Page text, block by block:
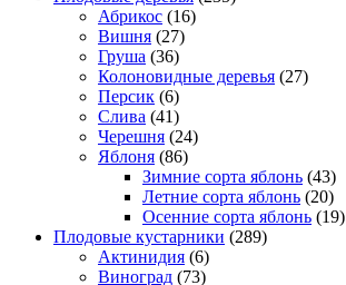
Абрикос (16)
Вишня (27)
Груша (36)
Колоновидные деревья (27)
Персик (6)
Слива (41)
Черешня (24)
Яблоня (86)
Зимние сорта яблонь (43)
Летние сорта яблонь (20)
Осенние сорта яблонь (19)
Плодовые кустарники (289)
Актинидия (6)
Виноград (73)